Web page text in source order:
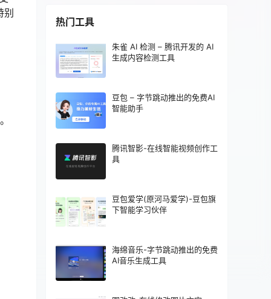
别
热门工具
朱雀 AI 检测 – 腾讯开发的 AI
生成内容检测工具
豆包 – 字节跳动推出的免费AI
智能助手
腾讯智影-在线智能视频创作工
具
豆包爱学(原河马爱学)-豆包旗
下智能学习伙伴
海绵音乐-字节跳动推出的免费
AI音乐生成工具